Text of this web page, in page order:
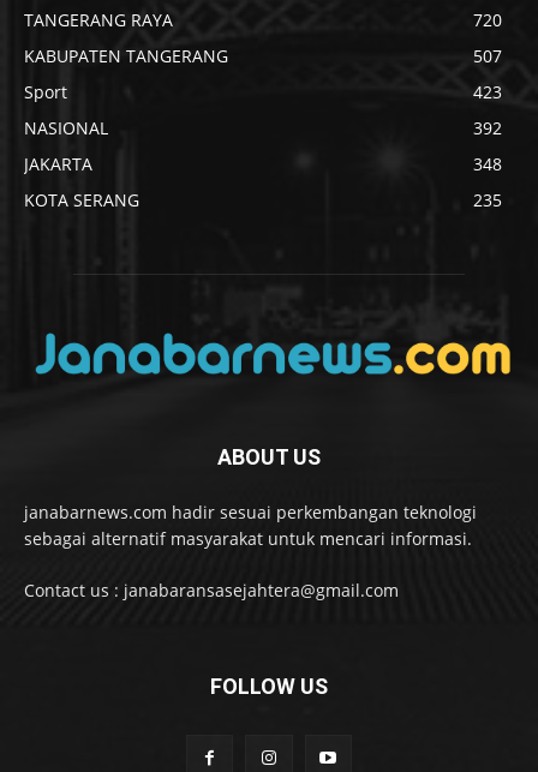
TANGERANG RAYA
720
KABUPATEN TANGERANG
507
Sport
423
NASIONAL
392
JAKARTA
348
KOTA SERANG
235
ABOUT US
janabarnews.com hadir sesuai perkembangan teknologi
sebagai alternatif masyarakat untuk mencari informasi.
Contact us : janabaransasejahtera@gmail.com
FOLLOW US